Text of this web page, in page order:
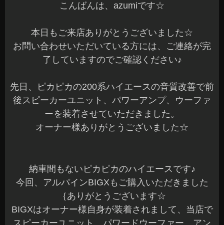
こんばんは、azumiです☆
本日もご来店ありがとうございました☆
お問い合わせいただいている方には、ご連絡が完
了していますのでご確認ください♪
先日、ピカピカの200系ハイエースの音質改善で前
後スピーカーユニット、パワーアンプ、ウーファ
ーを装着させていただきました。
オーナー様ありがとうございました☆
納車間もないピカピカのハイエースです♪
今回、アルパインBIGXもご購入いただきました
｛ありがとうございます☆
BIGXはオーナー様自身が装着されまして、当店で
スピーカーユニット、パワードウーファー、アン